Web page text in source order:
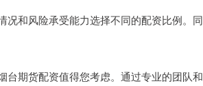
况和风险承受能力选择不同的配资比例。同
台期货配资值得您考虑。通过专业的团队和